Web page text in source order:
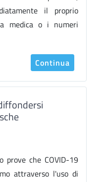
il proprio
medica o i numeri
Continua
prove che COVID-19
attraverso l'uso di